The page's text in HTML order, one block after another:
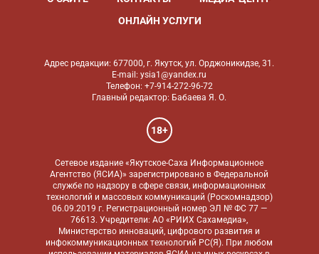
ОНЛАЙН УСЛУГИ
Адрес редакции: 677000, г. Якутск, ул. Орджоникидзе, 31.
E-mail: ysia1@yandex.ru
Телефон: +7-914-272-96-72
Главный редактор: Бабаева Я. О.
18+
Сетевое издание «Якутское-Саха Информационное
Агентство (ЯСИА)» зарегистрировано в Федеральной
службе по надзору в сфере связи, информационных
технологий и массовых коммуникаций (Роскомнадзор)
06.09.2019 г. Регистрационный номер ЭЛ № ФС 77 —
76613. Учредители: АО «РИИХ Сахамедиа»,
Министерство инноваций, цифрового развития и
инфокоммуникационных технологий РС(Я). При любом